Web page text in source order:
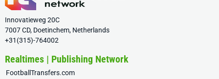
Innovatieweg 20C
7007 CD, Doetinchem, Netherlands
+31(315)-764002
Realtimes | Publishing Network
FootballTransfers.com